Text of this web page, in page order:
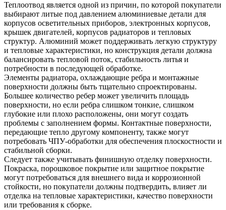
Теплоотвод является одной из причин, по которой покупатели
выбирают литые под давлением алюминиевые детали для
корпусов осветительных приборов, электронных корпусов,
крышек двигателей, корпусов радиаторов и тепловых
структур. Алюминий может поддерживать легкую структуру
и тепловые характеристики, но конструкция детали должна
балансировать тепловой поток, стабильность литья и
потребности в последующей обработке.
Элементы радиатора, охлаждающие ребра и монтажные
поверхности должны быть тщательно спроектированы.
Большее количество ребер может увеличить площадь
поверхности, но если ребра слишком тонкие, слишком
глубокие или плохо расположены, они могут создать
проблемы с заполнением формы. Контактные поверхности,
передающие тепло другому компоненту, также могут
потребовать ЧПУ-обработки для обеспечения плоскостности и
стабильной сборки.
Следует также учитывать финишную отделку поверхности.
Покраска, порошковое покрытие или защитное покрытие
могут потребоваться для внешнего вида и коррозионной
стойкости, но покупатели должны подтвердить, влияет ли
отделка на тепловые характеристики, качество поверхности
или требования к сборке.